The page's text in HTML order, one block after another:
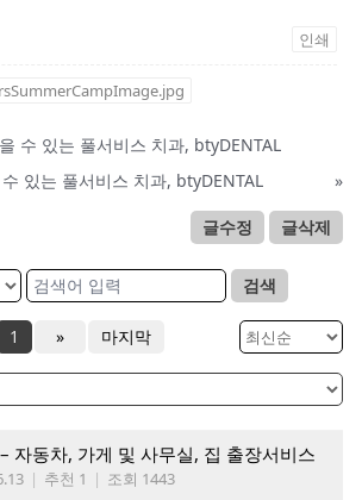
인쇄
수 있는 풀서비스 치과, btyDENTAL
있는 풀서비스 치과, btyDENTAL
»
글수정 글삭제
검색
1 » 마지막
자동차, 가게 및 사무실, 집 출장서비스
| 추천 1 | 조회 1443